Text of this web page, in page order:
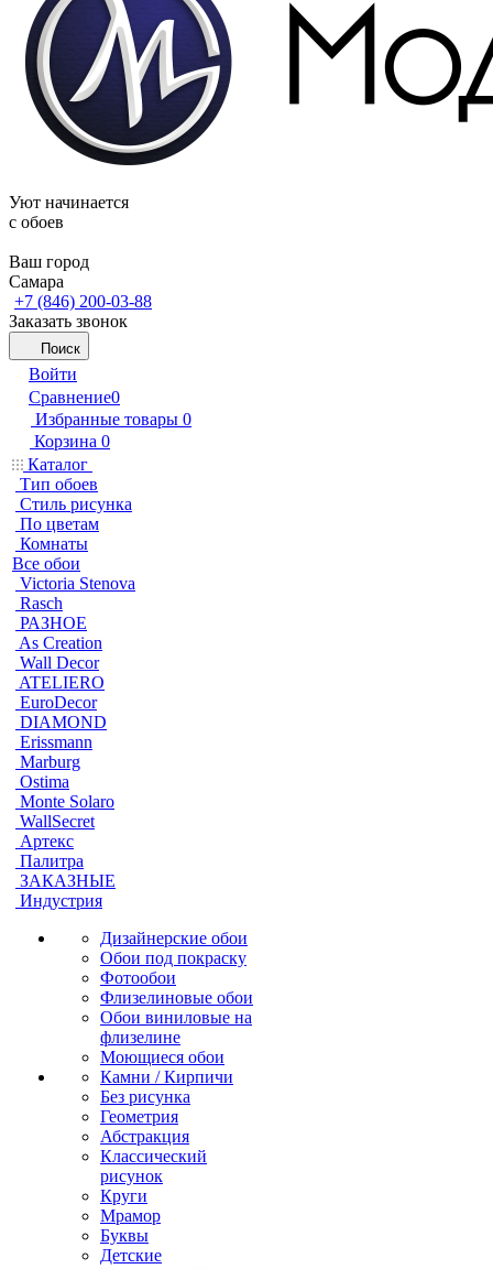
Уют начинается
c обоев
Ваш город
Самара
+7 (846) 200-03-88
Заказать звонок
Поиск
Войти
Сравнение0
Избранные товары 0
Корзина 0
Каталог
Тип обоев
Стиль рисунка
По цветам
Комнаты
Все обои
Victoria Stenova
Rasch
РАЗНОЕ
As Creation
Wall Decor
ATELIERO
EuroDecor
DIAMOND
Erissmann
Marburg
Ostima
Monte Solaro
WallSecret
Артекс
Палитра
ЗАКАЗНЫЕ
Индустрия
Дизайнерские обои
Обои под покраску
Фотообои
Флизелиновые обои
Обои виниловые на
флизелине
Моющиеся обои
Камни / Кирпичи
Без рисунка
Геометрия
Абстракция
Классический
рисунок
Круги
Мрамор
Буквы
Детские